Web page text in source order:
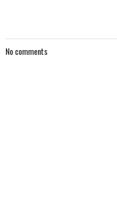
No comments